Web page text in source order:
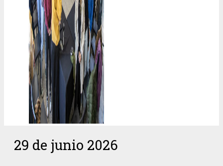
29 de junio 2026